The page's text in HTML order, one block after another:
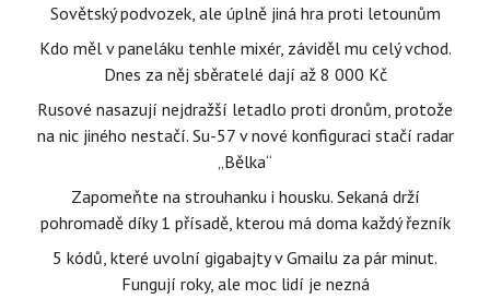
Sovětský podvozek, ale úplně jiná hra proti letounům
Kdo měl v paneláku tenhle mixér, záviděl mu celý vchod.
Dnes za něj sběratelé dají až 8 000 Kč
Rusové nasazují nejdražší letadlo proti dronům, protože
na nic jiného nestačí. Su-57 v nové konfiguraci stačí radar
„Bělka“
Zapomeňte na strouhanku i housku. Sekaná drží
pohromadě díky 1 přísadě, kterou má doma každý řezník
5 kódů, které uvolní gigabajty v Gmailu za pár minut.
Fungují roky, ale moc lidí je nezná